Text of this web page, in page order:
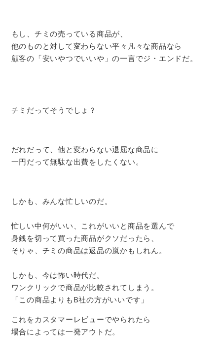
もし、チミの売っている商品が、
他のものと対して変わらない平々凡々な商品なら
顧客の「安いやつでいいや」の一言でジ・エンドだ。
チミだってそうでしょ？
だれだって、他と変わらない退屈な商品に
一円だって無駄な出費をしたくない。
しかも、みんな忙しいのだ。
忙しい中何がいい、これがいいと商品を選んで
身銭を切って買った商品がクソだったら、
そりゃ、チミの商品は返品の嵐かもしれん。
しかも、今は怖い時代だ。
ワンクリックで商品が比較されてしまう。
「この商品よりもB社の方がいいです」
これをカスタマーレビューでやられたら
場合によっては一発アウトだ。